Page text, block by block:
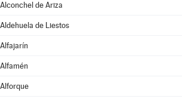
Alconchel de Ariza
Aldehuela de Liestos
Alfajarín
Alfamén
Alforque